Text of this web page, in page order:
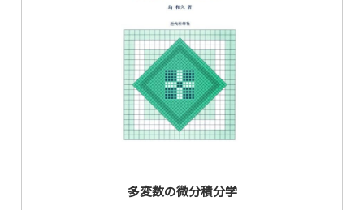
多変数の微分積分学